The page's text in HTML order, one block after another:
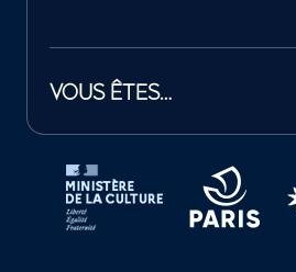
VOUS ÊTES…
Tutelles et mécènes de la Philharmonie